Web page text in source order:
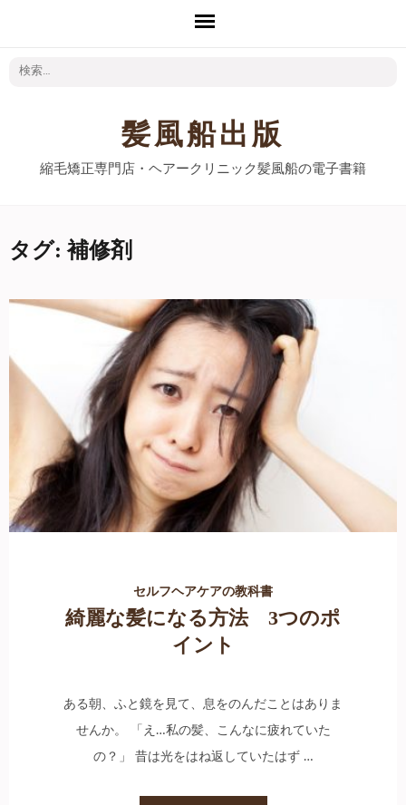
髪風船出版
縮毛矯正専門店・ヘアークリニック髪風船の電子書籍
タグ: 補修剤
セルフヘアケアの教科書
綺麗な髪になる方法 3つのポ
イント
ある朝、ふと鏡を見て、息をのんだことはありま
せんか。 「え…私の髪、こんなに疲れていた
の？」 昔は光をはね返していたはず …